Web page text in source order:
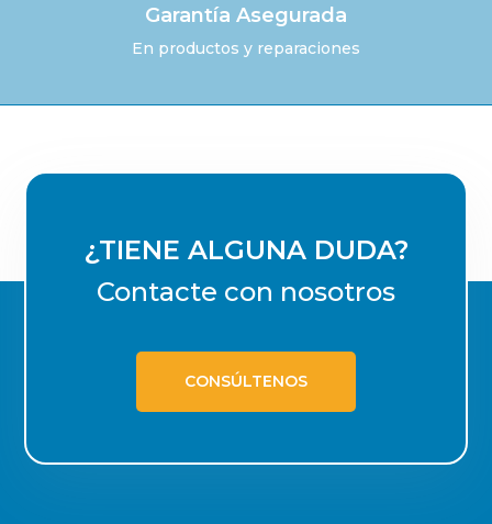
Garantía Asegurada
En productos y reparaciones
¿TIENE ALGUNA DUDA?
Contacte con nosotros
CONSÚLTENOS